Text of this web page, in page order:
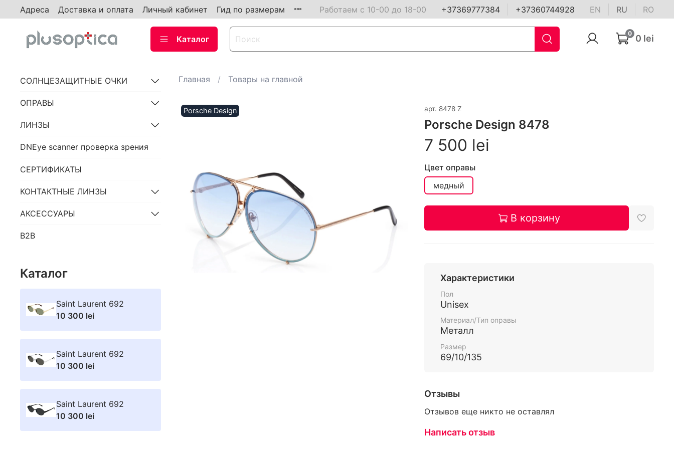
Адреса Доставка и оплата Личный кабинет Гид по размерам Работаем с 10-00 до 18-00 +37369777384 +37360744928 EN RU RO
Каталог
0 0 lei
Главная Товары на главной
Porsche Design арт. 8478 Z
Porsche Design 8478
7 500 lei
Цвет оправы
медный
В корзину
Характеристики
Пол
Unisex
Материал/Тип оправы
Металл
Размер
69/10/135
Отзывы
Отзывов еще никто не оставлял
Написать отзыв
СОЛНЦЕЗАЩИТНЫЕ ОЧКИ
ОПРАВЫ
ЛИНЗЫ
DNEye scanner проверка зрения
СЕРТИФИКАТЫ
КОНТАКТНЫЕ ЛИНЗЫ
АКСЕССУАРЫ
B2B
Каталог
Saint Laurent 692
10 300 lei
Saint Laurent 692
10 300 lei
Saint Laurent 692
10 300 lei